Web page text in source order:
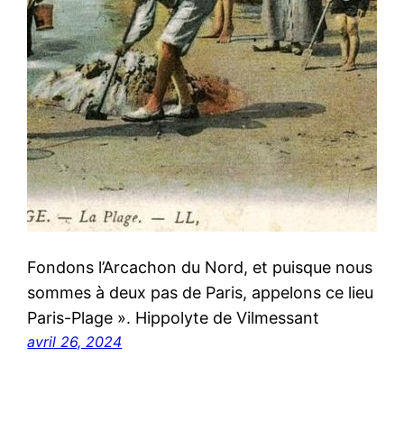
Fondons l’Arcachon du Nord, et puisque nous
sommes à deux pas de Paris, appelons ce lieu
Paris-Plage ». Hippolyte de Vilmessant
avril 26, 2024